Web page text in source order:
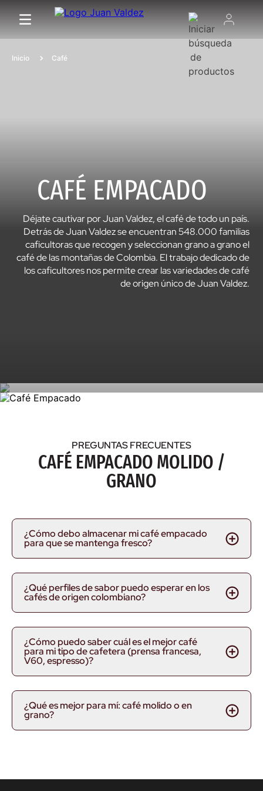
Café
CAFÉ EMPACADO
Déjate cautivar por Juan Valdez, el café de todo un país.
Detrás de Juan Valdez se encuentran 548.000 familias
caficultoras que recogen y seleccionan grano a grano el
café de las montañas de Colombia. El trabajo dedicado de
los caficultores nos permite crear las variedades de café
de origen único de Juan Valdez.
¿Por qué Juan Valdez?
Por cada taza de Juan Valdez representa la dedicación de
más de 540.000 caficultores colombianos que cultivan
con tradición, calidad y sostenibilidad, llevando lo mejor del
PREGUNTAS FRECUENTES
CAFÉ EMPACADO MOLIDO /
GRANO
¿Cómo debo almacenar mi café empacado
para que se mantenga fresco?
¿Qué perfiles de sabor puedo esperar en los
cafés de origen colombiano?
¿Cómo puedo saber cuál es el mejor café
para mi tipo de cafetera (prensa francesa,
V60, espresso)?
¿Qué es mejor para mí: café molido o en
grano?